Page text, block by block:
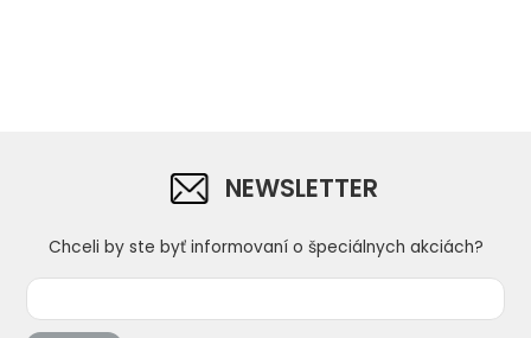
NEWSLETTER
Chceli by ste byť informovaní o špeciálnych akciách?